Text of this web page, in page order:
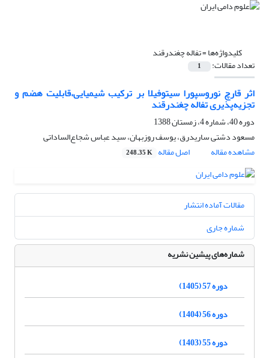
کلیدواژه‌ها =تفاله چغندرقند
تعداد مقالات: 1
اثر قارچ نوروسپورا سیتوفیلا بر ترکیب شیمیایی،قابلیت هضم و
تجزیه‌پذیری تفاله چغندرقند
دوره 40، شماره 4، زمستان 1388
مسعود دشتی ساریدرق، یوسف روزبهان، سید عباس شجاع‌الساداتی
مشاهده مقاله
اصل مقاله 248.35 K
مقالات آماده انتشار
شماره جاری
شماره‌های پیشین نشریه
دوره 57 (1405)
دوره 56 (1404)
دوره 55 (1403)